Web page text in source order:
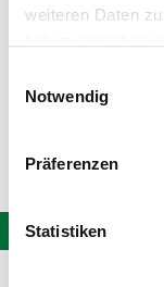
weiteren Daten
Notwendig
Präferenzen
Statistiken